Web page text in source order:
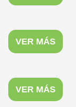
VER MÁS
VER MÁS